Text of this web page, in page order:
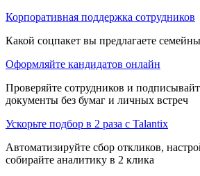
Корпоративная поддержка сотрудников
Какой соцпакет вы предлагаете
Оформляйте кандидатов онлайн
Проверяйте сотрудников и
документы без бумаг и личных встреч
Ускорьте подбор в 2 раза с Talantix
Автоматизируйте сбор откликов,
собирайте аналитику в 2 клика